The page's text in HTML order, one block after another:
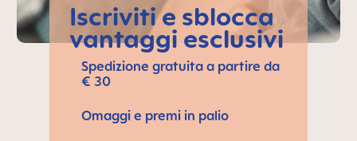
Iscriviti e sblocca
vantaggi esclusivi
Spedizione gratuita a partire da
€ 30
Omaggi e premi in palio